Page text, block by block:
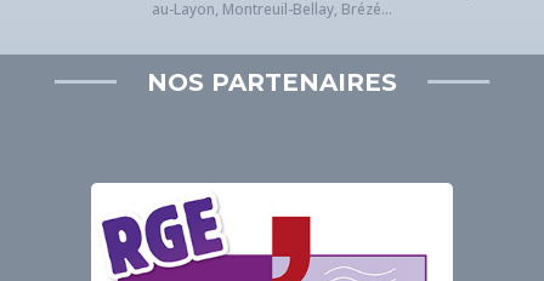
au-Layon, Montreuil-Bellay, Brézé...
NOS PARTENAIRES